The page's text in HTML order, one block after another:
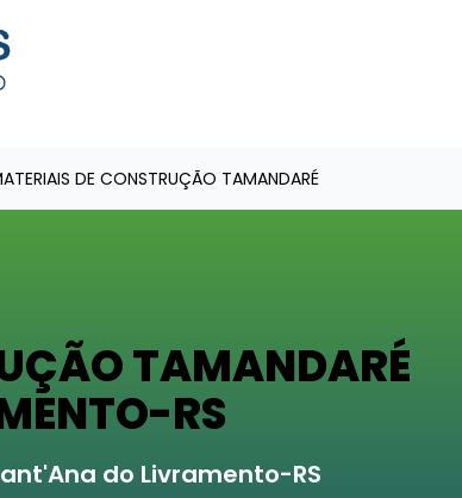
DE CONSTRUÇÃO TAMANDARÉ
TAMANDARÉ
RS
do Livramento-RS